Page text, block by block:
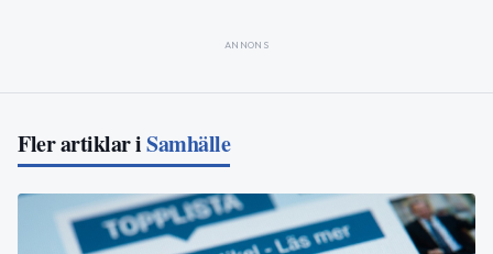
ANNONS
Fler artiklar iSamhälle